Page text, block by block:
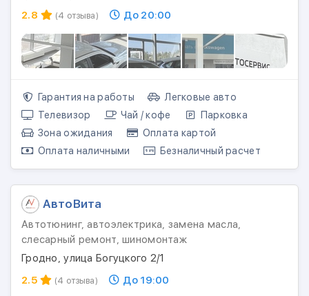
2.8
(4 отзыва) До 20:00
Гарантия на работы
Легковые авто
Телевизор
Чай / кофе
Парковка
Зона ожидания
Оплата картой
Оплата наличными
Безналичный расчет
АвтоВита
Автотюнинг, автоэлектрика, замена масла,
слесарный ремонт, шиномонтаж
Гродно, улица Богуцкого 2/1
2.5
(4 отзыва) До 19:00